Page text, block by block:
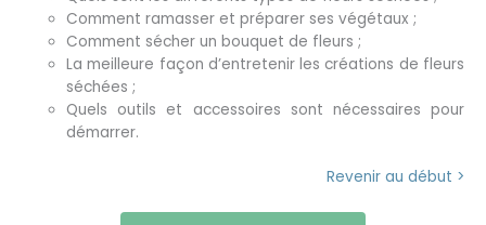
Comment ramasser et préparer ses végétaux ;
Comment sécher un bouquet de fleurs ;
La meilleure façon d’entretenir les créations de fleurs
séchées ;
Quels outils et accessoires sont nécessaires pour
démarrer.
Revenir au début >